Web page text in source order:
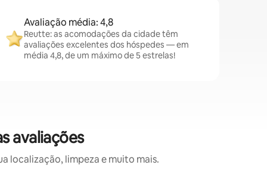
Avaliação média: 4,8
Reutte: as acomodações da cidade têm
avaliações excelentes dos hóspedes — em
média 4,8, de um máximo de 5 estrelas!
avaliações
localização, limpeza e muito mais.